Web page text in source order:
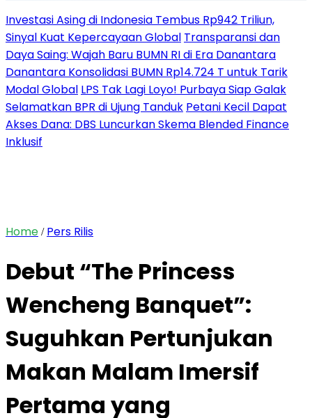
Investasi Asing di Indonesia Tembus Rp942 Triliun,
Sinyal Kuat Kepercayaan Global Transparansi dan
Daya Saing: Wajah Baru BUMN RI di Era Danantara
Danantara Konsolidasi BUMN Rp14.724 T untuk Tarik
Modal Global LPS Tak Lagi Loyo! Purbaya Siap Galak
Selamatkan BPR di Ujung Tanduk Petani Kecil Dapat
Akses Dana: DBS Luncurkan Skema Blended Finance
Inklusif
Home / Pers Rilis
Debut “The Princess
Wencheng Banquet”:
Suguhkan Pertunjukan
Makan Malam Imersif
Pertama yang